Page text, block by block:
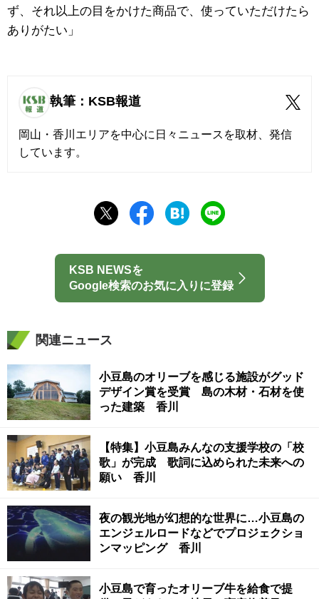
ず、それ以上の目をかけた商品で、使っていただけたら
ありがたい」
執筆：KSB報道
岡山・香川エリアを中心に日々ニュースを取材、発信
しています。
KSB NEWSを
Google検索のお気に入りに登録
関連ニュース
小豆島のオリーブを感じる施設がグッド
デザイン賞を受賞 島の木材・石材を使
った建築 香川
【特集】小豆島みんなの支援学校の「校
歌」が完成 歌詞に込められた未来への
願い 香川
夜の観光地が幻想的な世界に…小豆島の
エンジェルロードなどでプロジェクショ
ンマッピング 香川
小豆島で育ったオリーブ牛を給食で提